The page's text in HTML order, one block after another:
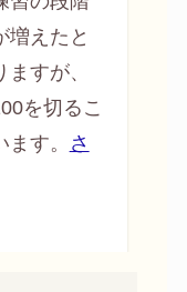
増えたと
すが、
を切るこ
す。
さ